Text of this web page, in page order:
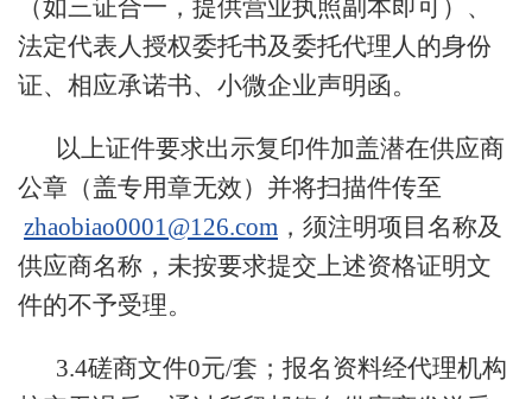
（如三证合一，提供营业执照副本即可）、
法定代表人授权委托书及委托代理人的身份
证、相应承诺书、小微企业声明函。
以上证件要求出示复印件加盖潜在供应商
公章（盖专用章无效）并将扫描件传至
zhaobiao0001@126.com ，须注明项目名称及
供应商名称，未按要求提交上述资格证明文
件的不予受理。
3.4磋商文件0元/套；报名资料经代理机构